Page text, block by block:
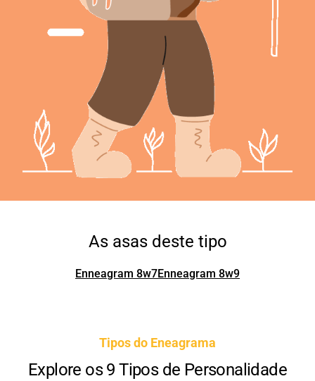
As asas deste tipo
Enneagram 8w7Enneagram 8w9
Tipos do Eneagrama
Explore os 9 Tipos de Personalidade